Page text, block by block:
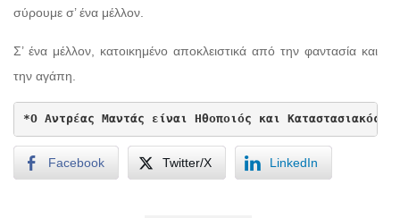
σύρουμε σ’ ένα μέλλον.
Σ’ ένα μέλλον, κατοικημένο αποκλειστικά από την φαντασία και
την αγάπη.
*Ο Αντρέας Μαντάς είναι Ηθοποιός και Καταστασιακός.
Facebook Twitter/X LinkedIn